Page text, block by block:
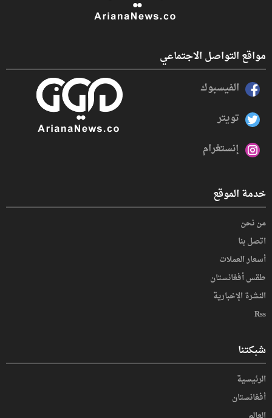
مواقع التواصل الاجتماعي
الفيسبوك
تويتر
إنستغرام
خدمة الموقع
من نحن
اتصل بنا
أسعار العملات
طقس أفغانستان
النشرة الإخبارية
Rss
شبكتنا
الرئيسية
أفغانستان